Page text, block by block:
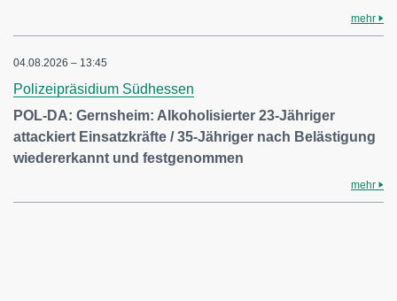
mehr
04.08.2026 – 13:45
Polizeipräsidium Südhessen
POL-DA: Gernsheim: Alkoholisierter 23-Jähriger
attackiert Einsatzkräfte / 35-Jähriger nach Belästigung
wiedererkannt und festgenommen
mehr